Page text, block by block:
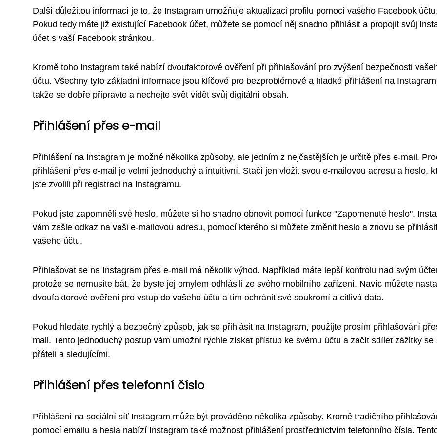
Další důležitou informací je to, že Instagram umožňuje aktualizaci profilu pomocí vašeho Facebook účtu.
Pokud tedy máte již existující Facebook účet, můžete se pomocí něj snadno přihlásit a propojit svůj
účet s vaší Facebook stránkou.
Kromě toho Instagram také nabízí dvoufaktorové ověření při přihlašování pro zvýšení bezpečnosti
účtu. Všechny tyto základní informace jsou klíčové pro bezproblémové a hladké přihlášení na
takže se dobře připravte a nechejte svět vidět svůj digitální obsah.
Přihlášení přes e-mail
Přihlášení na Instagram je možné několika způsoby, ale jedním z nejčastějších je určitě přes e-mail.
přihlášení přes e-mail je velmi jednoduchý a intuitivní. Stačí jen vložit svou e-mailovou adresu a heslo,
jste zvolili při registraci na Instagramu.
Pokud jste zapomněli své heslo, můžete si ho snadno obnovit pomocí funkce "Zapomenuté heslo".
vám zašle odkaz na vaši e-mailovou adresu, pomocí kterého si můžete změnit heslo a znovu se
vašeho účtu.
Přihlašovat se na Instagram přes e-mail má několik výhod. Například máte lepší kontrolu nad svým
protože se nemusíte bát, že byste jej omylem odhlásili ze svého mobilního zařízení. Navíc můžete
dvoufaktorové ověření pro vstup do vašeho účtu a tím ochránit své soukromí a citlivá data.
Pokud hledáte rychlý a bezpečný způsob, jak se přihlásit na Instagram, použijte prosím přihlašování
mail. Tento jednoduchý postup vám umožní rychle získat přístup ke svému účtu a začít sdílet zážitky se
přáteli a sledujícími.
Přihlášení přes telefonní číslo
Přihlášení na sociální síť Instagram může být prováděno několika způsoby. Kromě tradičního
pomocí emailu a hesla nabízí Instagram také možnost přihlášení prostřednictvím telefonního čísla.